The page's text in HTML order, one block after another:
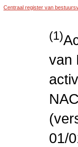
Centraal register van
(1)
van
01/